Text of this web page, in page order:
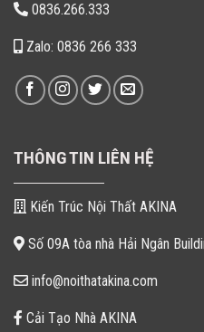
0836.266.333
Zalo: 0836 266 333
THÔNG TIN LIÊN HỆ
Kiến Trúc Nội Thất AKINA
Số 09A tòa nhà Hải Ngân
info@noithatakina.com
Cải Tạo Nhà AKINA